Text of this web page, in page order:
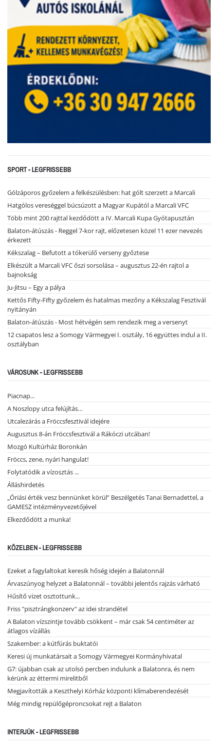
SPORT - LEGFRISSEBB
Gólzáporos győzelem a felkészülésben: hat gólt szerzett a Marcali
Hatgólos vereséggel búcsúzott a Magyar Kupától a Marcali VFC
Több mint 200 rajttal kezdődött a IV. Marcali Kupa Gyótapusztán
Balaton-átúszás - Reggel 7-kor rajt, előzetesen közel 11 ezer nevezés
érkezett
Kékszalag – Befutott a tókerülő verseny győztese
Elkészült a Marcali VFC őszi sorsolása – augusztus 22-én rajtol a
bajnokság
Ju-Jitsu – Egy a pálya
Kettős Fifty-Fifty győzelem és hatalmas mezőny a Kékszalag Fesztivál
nyitányán
Balaton-átúszás - Most hétvégén sem rendezik meg a versenyt
12 csapatos lesz a Somogy Vármegyei I. osztály, 16 együttes indul a II.
osztályban
VÁROSUNK - LEGFRISSEBB
Piacnap...
A Noszlopy utca felújítás…
Utcalezárás a Fröccsfesztivál idejére
Augusztus 8-án Fröccsfesztivál a Rákóczi utcában!
Mozgó Kultúrház Boronkán
Fröccs, zene, nyári hangulat!
Folytatódik a vízosztás ...
Álláshirdetés
„Óriási érték vesz bennünket körül” Beszélgetés Tanai Bernadettel, a
GAMESZ intézményvezetőjével
Elkezdődött a munka!
KÖZELBEN - LEGFRISSEBB
Ezeket a fagylaltokat keresik hőség idején a Balatonnál
Árvaszúnyog helyzet a Balatonnál – további jelentős rajzás várható
Hűsítő vizet osztottunk...
Friss "pisztrángkonzerv" az idei strandétel
A Balaton vízszintje tovább csökkent – már csak 54 centiméter az
átlagos vízállás
Szakember: a kútfúrás buktatói
Keresi új munkatársait a Somogy Vármegyei Kormányhivatal
G7: újabban csak az utolsó percben indulunk a Balatonra, és nem
kérünk az éttermi mirelitből
Megjavították a Keszthelyi Kórház központi klímaberendezését
Még mindig repülőgéproncsokat rejt a Balaton
INTERJÚK - LEGFRISSEBB